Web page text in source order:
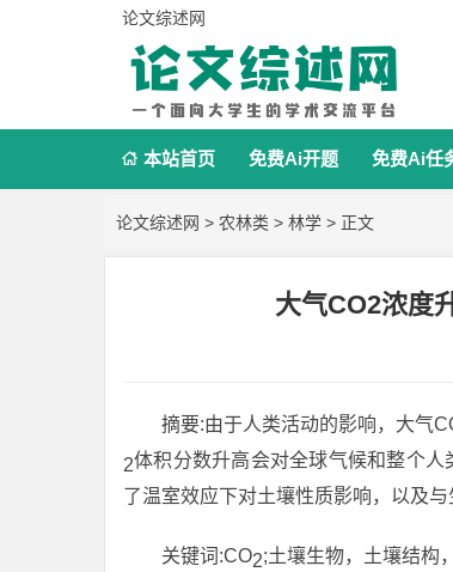
论文综述网
 本站首页 免费Ai开题 免费Ai任
论文综述网 > 农林类 > 林学 > 正文
大气CO2浓度
摘要:由于人类活动的影响，大气
2体积分数升高会对全球气候和整个
了温室效应下对土壤性质影响，以及与
关键词:CO2;土壤生物，土壤结构